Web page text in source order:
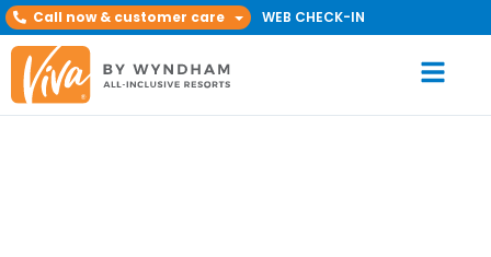
Call now & customer care WEB CHECK-IN